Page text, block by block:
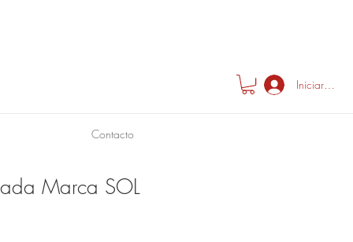
Iniciar
Contacto
Marca SOL